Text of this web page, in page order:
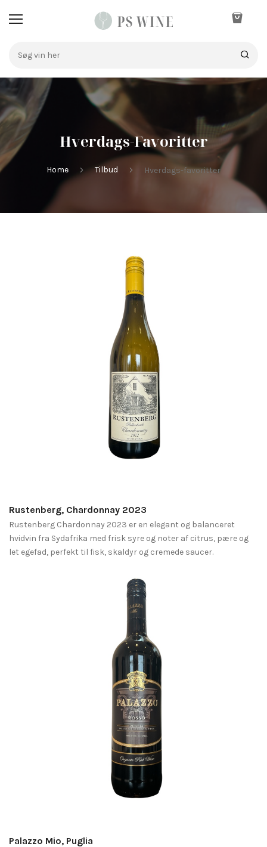
Hverdags-Favoritter
Home Tilbud Hverdags-favoritter
Rustenberg, Chardonnay 2023
Rustenberg Chardonnay 2023 er en elegant og balanceret
hvidvin fra Sydafrika med frisk syre og noter af citrus, pære og
let egefad, perfekt til fisk, skaldyr og cremede saucer.
Palazzo Mio, Puglia